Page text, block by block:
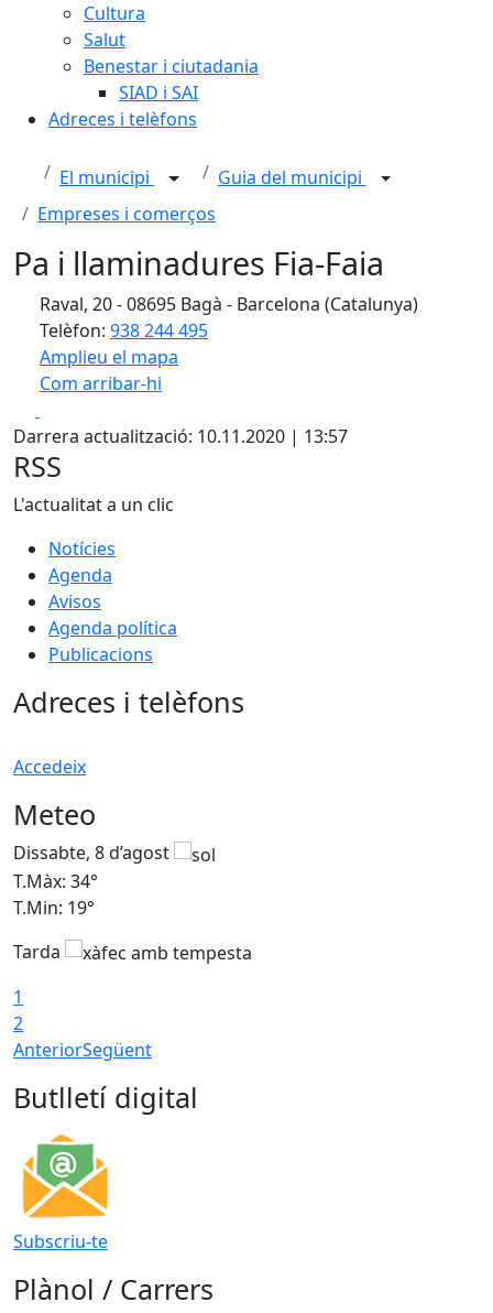
Cultura
Salut
Benestar i ciutadania
SIAD i SAI
Adreces i telèfons
El municipi
Guia del municipi
Empreses i comerços
Pa i llaminadures Fia-Faia
Raval, 20 - 08695 Bagà - Barcelona (Catalunya)
Telèfon: 938 244 495
Amplieu el mapa
Com arribar-hi
+
−
Darrera actualització: 10.11.2020 | 13:57
RSS
L'actualitat a un clic
Notícies
Agenda
Avisos
Agenda política
Publicacions
Adreces i telèfons
Accedeix
Meteo
Dissabte, 8 d’agost
T.Màx: 34°
T.Min: 19°
Tarda
1
2
AnteriorSegüent
Butlletí digital
Subscriu-te
Plànol / Carrers